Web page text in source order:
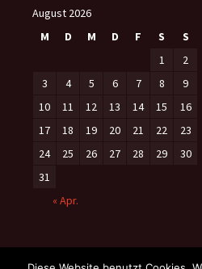
August 2026
M
D M D F S
S
1
2
3
4 5 6 7 8
9
10
11 12 13 14 15
16
17
18 19 20 21 22
23
24
25 26 27 28 29
30
31
« Apr.